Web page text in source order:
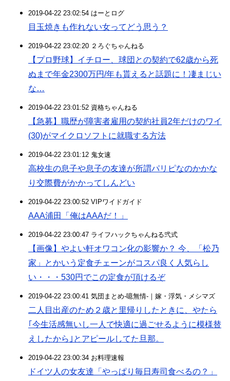
2019-04-22 23:02:54 はーとログ
目玉焼きも作れない女ってどう思う？
2019-04-22 23:02:20 ２ろぐちゃんねる
【プロ野球】イチロー、球団との契約で62歳から死
ぬまで年金2300万円/年も貰えると話題に！凄まじい
な…
2019-04-22 23:01:52 資格ちゃんねる
【急募】職歴が障害者雇用の契約社員2年だけのワイ
(30)がマイクロソフトに就職する方法
2019-04-22 23:01:12 鬼女速
高校生の息子や息子の友達が所謂パリピなのかかな
り交際費がかかってしんどい
2019-04-22 23:00:52 VIPワイドガイド
AAA浦田「俺はAAAだ！」
2019-04-22 23:00:47 ライフハックちゃんねる弐式
【画像】やよい軒オワコン化の影響か？ 今、「松乃
家」とかいう定食チェーンがコスパ良く人気らし
い・・・530円でこの定食が頂けるぞ
2019-04-22 23:00:41 気団まとめ-噫無情-｜嫁・浮気・メシマズ
二人目出産のため２歳と里帰りしたときに、やたら
｢今生活感無いし一人で快適に過ごせるように模様替
えしたから｣とアピールしてた旦那。
2019-04-22 23:00:34 お料理速報
ドイツ人の女友達「やっぱり毎日寿司食べるの？」